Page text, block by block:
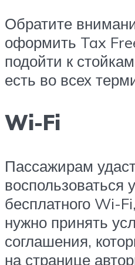
Обратите
оформить Tax
подойти к
есть во всех
Wi-Fi
Пассажирам
воспользоваться
бесплатного Wi-
нужно принять
соглашения,
на странице